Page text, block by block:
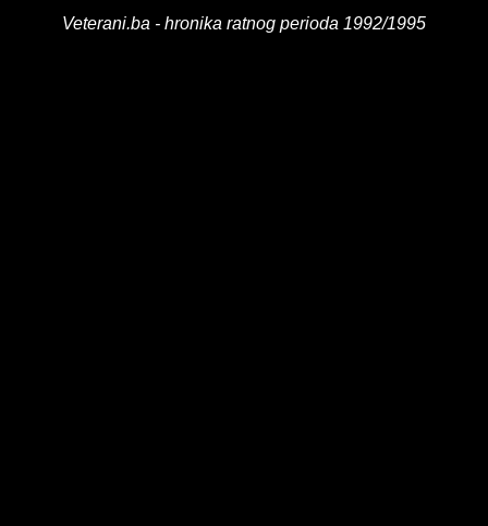
Veterani.ba - hronika ratnog perioda 1992/1995